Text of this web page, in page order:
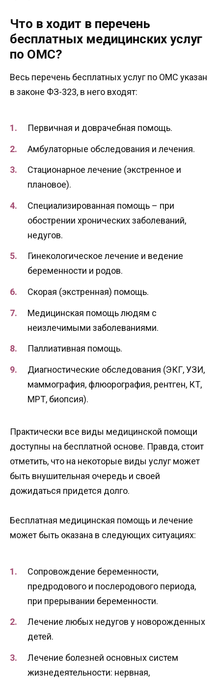
Что в ходит в перечень
бесплатных медицинских услуг
по ОМС?
Весь перечень бесплатных услуг по ОМС указан
в законе ФЗ-323, в него входят:
Первичная и доврачебная помощь.
Амбулаторные обследования и лечения.
Стационарное лечение (экстренное и
плановое).
Специализированная помощь – при
обострении хронических заболеваний,
недугов.
Гинекологическое лечение и ведение
беременности и родов.
Скорая (экстренная) помощь.
Медицинская помощь людям с
неизлечимыми заболеваниями.
Паллиативная помощь.
Диагностические обследования (ЭКГ, УЗИ,
маммография, флюорография, рентген, КТ,
МРТ, биопсия).
Практически все виды медицинской помощи
доступны на бесплатной основе. Правда, стоит
отметить, что на некоторые виды услуг может
быть внушительная очередь и своей
дожидаться придется долго.
Бесплатная медицинская помощь и лечение
может быть оказана в следующих ситуациях:
Сопровождение беременности,
предродового и послеродового периода,
при прерывании беременности.
Лечение любых недугов у новорожденных
детей.
Лечение болезней основных систем
жизнедеятельности: нервная,